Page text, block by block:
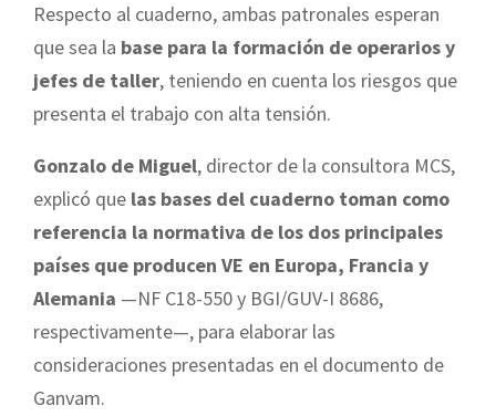
Respecto al cuaderno, ambas patronales esperan
que sea la base para la formación de operarios y
jefes de taller, teniendo en cuenta los riesgos que
presenta el trabajo con alta tensión.
Gonzalo de Miguel, director de la consultora MCS,
explicó que las bases del cuaderno toman como
referencia la normativa de los dos principales
países que producen VE en Europa, Francia y
Alemania —NF C18-550 y BGI/GUV-I 8686,
respectivamente—, para elaborar las
consideraciones presentadas en el documento de
Ganvam.